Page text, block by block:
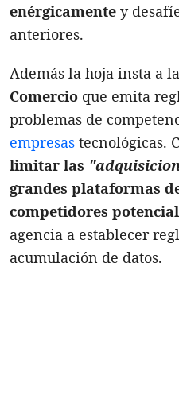
enérgicamente y
anteriores.
Además la hoja insta a la
Comercio que emita
problemas de
empresas tecnológicas.
limitar las
grandes plataformas
competidores
agencia a establecer
acumulación de datos.